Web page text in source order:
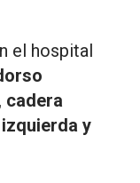
el hospital
cadera
y